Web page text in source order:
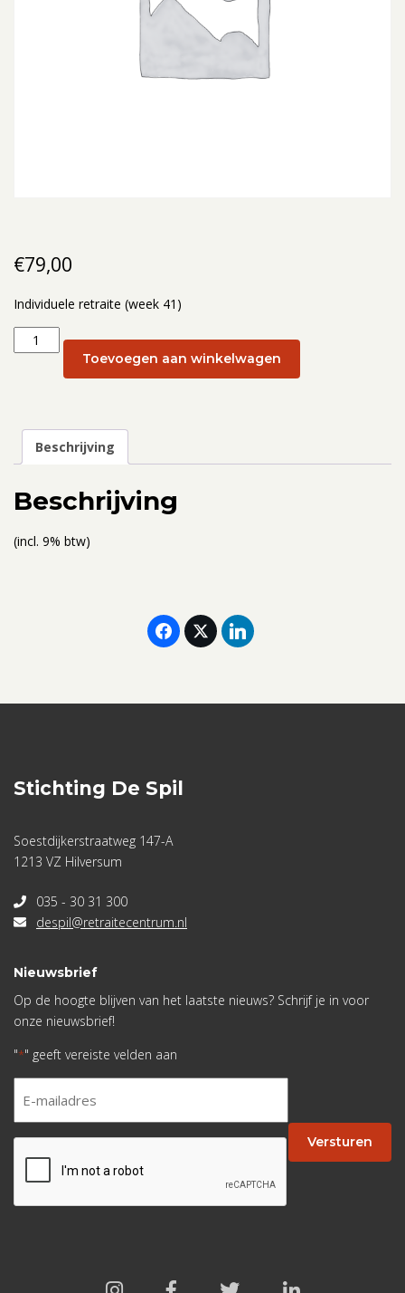
€79,00
Individuele retraite (week 41)
Individuele
retraite
oktober
2025
Toevoegen aan winkelwagen
Beschrijving
Beschrijving
(incl. 9% btw)
Stichting De Spil
Soestdijkerstraatweg 147-A
1213 VZ Hilversum
035 - 30 31 300
despil@retraitecentrum.nl
Nieuwsbrief
Op de hoogte blijven van het laatste nieuws? Schrijf je in voor
onze nieuwsbrief!
"*" geeft vereiste velden aan
* Versturen